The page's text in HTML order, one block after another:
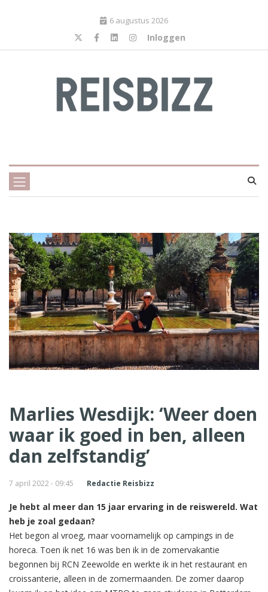
6 augustus 2026
Inloggen
Marlies Wesdijk: ‘Weer doen
waar ik goed in ben, alleen
dan zelfstandig’
7 april 2022 - 09:45 Redactie Reisbizz
Je hebt al meer dan 15 jaar ervaring in de reiswereld. Wat
heb je zoal gedaan?
Het begon al vroeg, maar voornamelijk op campings in de
horeca. Toen ik net 16 was ben ik in de zomervakantie
begonnen bij RCN Zeewolde en werkte ik in het restaurant en
croissanterie, alleen in de zomermaanden. De zomer daarop